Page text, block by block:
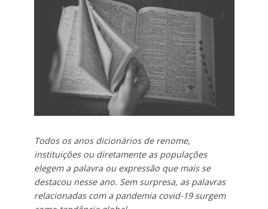
Todos os anos dicionários de renome,
instituições ou diretamente as populações
elegem a palavra ou expressão que mais se
destacou nesse ano. Sem surpresa, as palavras
relacionadas com a pandemia covid-19 surgem